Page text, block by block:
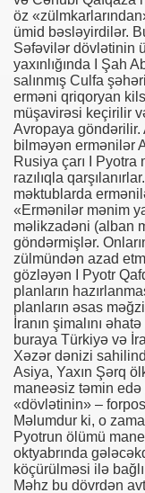
öz
ümid bəsləyirdilər.
Səfəvilər dövlətinin
yaxınlığında I Şah
salınmış Culfa
erməni qriqoryan
müşavirəsi keçirilir
Avropaya
bilməyən ermənilər
Rusiya çarı I
razılıqla
məktublarda
«Ermənilər mənim
məlikzadəni (alban
göndərmişlər.
zülmündən azad
gözləyən I Pyotr
planların
planların əsas
İranın şimalını
buraya Türkiyə və
Xəzər dənizi
Asiya, Yaxın Şərq
maneəsiz təmin
«dövlətinin» –
Məlumdur ki, o
Pyotrun ölümü
oktyabrında
köçürülməsi ilə
Məhz bu dövrdən
metbuati